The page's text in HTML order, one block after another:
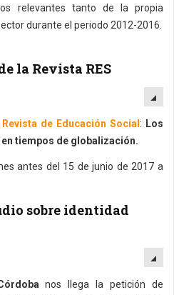
relevantes tanto de la propia
durante el periodo 2012-2016.
la Revista RES
de Educación Social : Los
tiempos de globalización.
antes del 15 de junio de 2017 a
sobre identidad
nos llega la petición de